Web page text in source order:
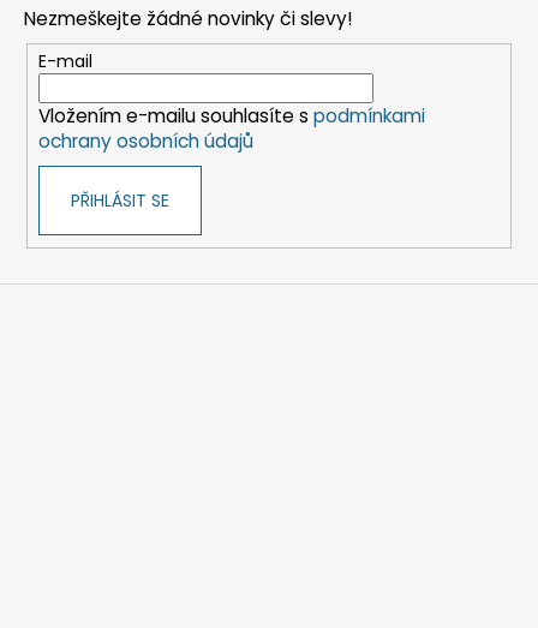
Nezmeškejte žádné novinky či slevy!
E-mail
Vložením e-mailu souhlasíte s podmínkami
ochrany osobních údajů
PŘIHLÁSIT SE